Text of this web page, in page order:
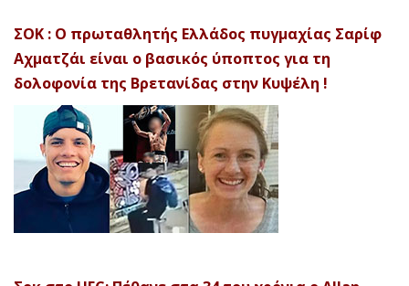
ΣΟΚ : Ο πρωταθλητής Ελλάδος πυγμαχίας Σαρίφ
Αχματζάι είναι ο βασικός ύποπτος για τη
δολοφονία της Βρετανίδας στην Κυψέλη !